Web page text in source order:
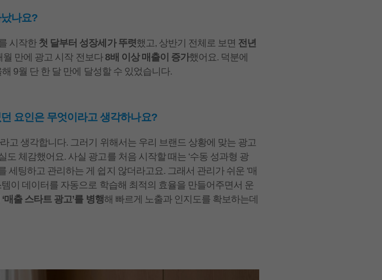
나요?
시작한첫 달부터 성장세가 뚜렷했고, 상반기 전체로 보면 전년
만에 광고 시작 전보다8배 이상 매출이 증가했어요. 덕분에
9월 단 한 달 만에 달성할 수 있었습니다.
요인은 무엇이라고 생각하나요?
라고 생각합니다. 그러기 위해서는 우리 브랜드 상황에 맞는 광고
체감했어요. 사실 광고를 처음 시작할 때는 ‘수동 성과형 광
세팅하고 관리하는 게 쉽지 않더라고요. 그래서 관리가 쉬운 ‘매
이 데이터를 자동으로 학습해 최적의 효율을 만들어주면서 운
매출 스타트 광고’를 병행해 빠르게 노출과 인지도를 확보하는데